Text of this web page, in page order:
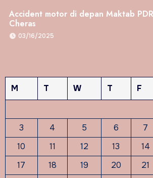
Accident motor di depan Maktab
Cheras
03/16/2025
M T W T F
3
4 5 6 7
10
11 12 13 14
17
18 19 20 21